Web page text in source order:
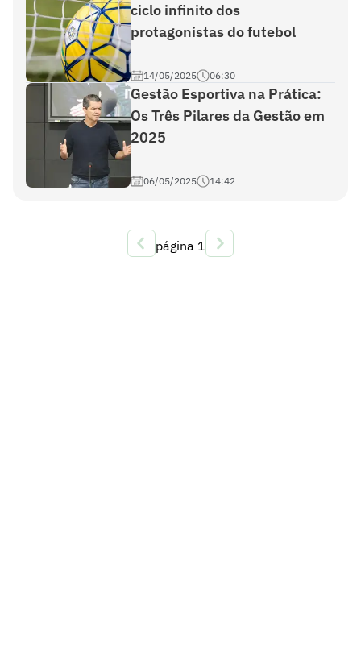
ciclo infinito dos
protagonistas do futebol
14/05/2025 06:30
Gestão Esportiva na Prática:
Os Três Pilares da Gestão em
2025
06/05/2025 14:42
página 1